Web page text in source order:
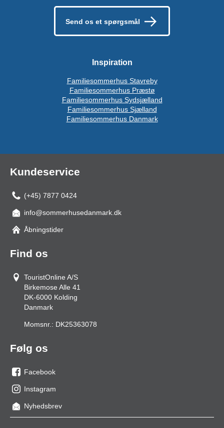
Send os et spørgsmål
Inspiration
Familiesommerhus Stavreby
Familiesommerhus Præstø
Familiesommerhus Sydsjælland
Familiesommerhus Sjælland
Familiesommerhus Danmark
Kundeservice
(+45) 7877 0424
info@sommerhusedanmark.dk
Åbningstider
Find os
TouristOnline A/S
Birkemose Alle 41
DK-6000 Kolding
Danmark
Momsnr.: DK25363078
Følg os
os
på
facebook
Facebook
os
på
Instagram
Nyhedsbrev